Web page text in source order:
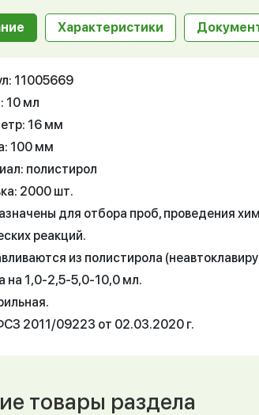
Характеристики
11005669
10 мл
16 мм
100 мм
полистирол
2000 шт.
для отбора проб, проведения
реакций.
из полистирола
на 1,0-2,5-5,0-10,0 мл.
2011/09223 от 02.03.2020 г.
товары раздела